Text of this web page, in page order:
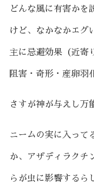
どんな風に有害かを
けど、なかなかエグ
主に忌避効果（近寄
阻害・奇形・産卵羽
さすが神が与えし万
ニームの実に入って
か、アザディラクチ
らが虫に影響するら